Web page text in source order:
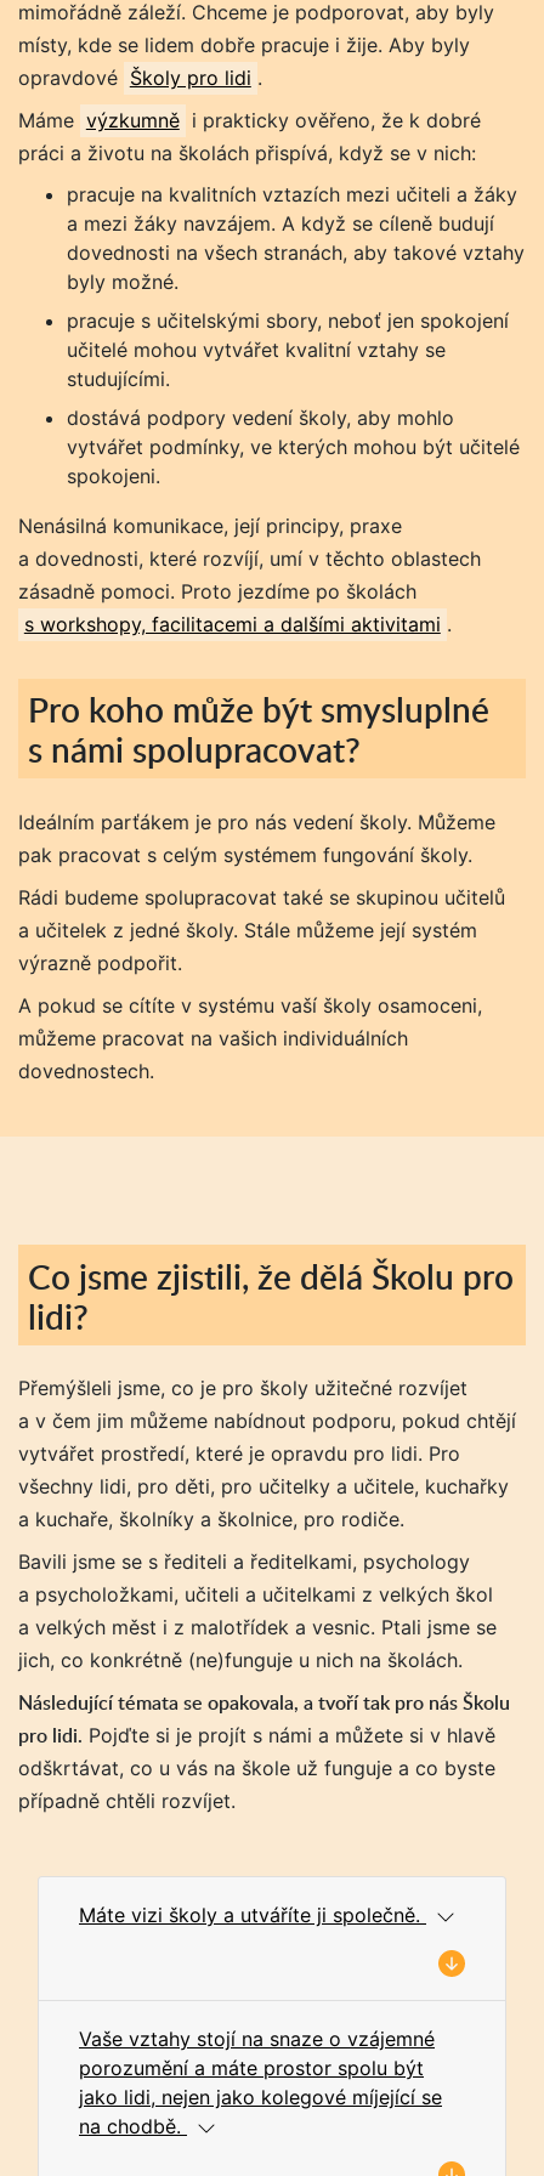
mimořádně záleží. Chceme je podporovat, aby byly
místy, kde se lidem dobře pracuje i žije. Aby byly
opravdové Školy pro lidi .
Máme výzkumně i prakticky ověřeno, že k dobré
práci a životu na školách přispívá, když se v nich:
pracuje na kvalitních vztazích mezi učiteli a žáky
a mezi žáky navzájem. A když se cíleně budují
dovednosti na všech stranách, aby takové vztahy
byly možné.
pracuje s učitelskými sbory, neboť jen spokojení
učitelé mohou vytvářet kvalitní vztahy se
studujícími.
dostává podpory vedení školy, aby mohlo
vytvářet podmínky, ve kterých mohou být učitelé
spokojeni.
Nenásilná komunikace, její principy, praxe
a dovednosti, které rozvíjí, umí v těchto oblastech
zásadně pomoci. Proto jezdíme po školách
s workshopy, facilitacemi a dalšími aktivitami .
Pro koho může být smysluplné
s námi spolupracovat?
Ideálním parťákem je pro nás vedení školy. Můžeme
pak pracovat s celým systémem fungování školy.
Rádi budeme spolupracovat také se skupinou učitelů
a učitelek z jedné školy. Stále můžeme její systém
výrazně podpořit.
A pokud se cítíte v systému vaší školy osamoceni,
můžeme pracovat na vašich individuálních
dovednostech.
Co jsme zjistili, že dělá Školu pro
lidi?
Přemýšleli jsme, co je pro školy užitečné rozvíjet
a v čem jim můžeme nabídnout podporu, pokud chtějí
vytvářet prostředí, které je opravdu pro lidi. Pro
všechny lidi, pro děti, pro učitelky a učitele, kuchařky
a kuchaře, školníky a školnice, pro rodiče.
Bavili jsme se s řediteli a ředitelkami, psychology
a psycholožkami, učiteli a učitelkami z velkých škol
a velkých měst i z malotřídek a vesnic. Ptali jsme se
jich, co konkrétně (ne)funguje u nich na školách.
Následující témata se opakovala, a tvoří tak pro nás Školu
pro lidi. Pojďte si je projít s námi a můžete si v hlavě
odškrtávat, co u vás na škole už funguje a co byste
případně chtěli rozvíjet.
Máte vizi školy a utváříte ji společně.
Vaše vztahy stojí na snaze o vzájemné
porozumění a máte prostor spolu být
jako lidi, nejen jako kolegové míjející se
na chodbě.